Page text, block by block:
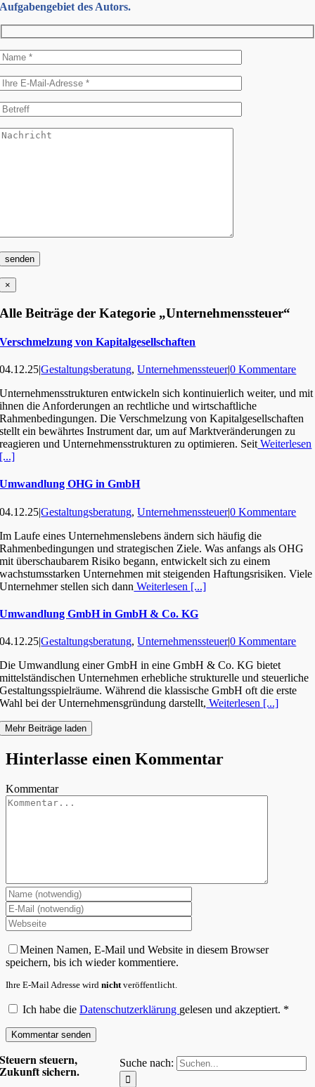
Aufgabengebiet des Autors.
×
Alle Beiträge der Kategorie „Unternehmenssteuer“
Verschmelzung von Kapitalgesellschaften
04.12.25|Gestaltungsberatung,Unternehmenssteuer|0 Kommentare
Unternehmensstrukturen entwickeln sich kontinuierlich weiter, und mit
ihnen die Anforderungen an rechtliche und wirtschaftliche
Rahmenbedingungen. Die Verschmelzung von Kapitalgesellschaften
stellt ein bewährtes Instrument dar, um auf Marktveränderungen zu
reagieren und Unternehmensstrukturen zu optimieren. Seit Weiterlesen
[...]
Umwandlung OHG in GmbH
04.12.25|Gestaltungsberatung,Unternehmenssteuer|0 Kommentare
Im Laufe eines Unternehmenslebens ändern sich häufig die
Rahmenbedingungen und strategischen Ziele. Was anfangs als OHG
mit überschaubarem Risiko begann, entwickelt sich zu einem
wachstumsstarken Unternehmen mit steigenden Haftungsrisiken. Viele
Unternehmer stellen sich dann Weiterlesen [...]
Umwandlung GmbH in GmbH & Co. KG
04.12.25|Gestaltungsberatung,Unternehmenssteuer|0 Kommentare
Die Umwandlung einer GmbH in eine GmbH & Co. KG bietet
mittelständischen Unternehmen erhebliche strukturelle und steuerliche
Gestaltungsspielräume. Während die klassische GmbH oft die erste
Wahl bei der Unternehmensgründung darstellt, Weiterlesen [...]
Mehr Beiträge laden
Hinterlasse einen Kommentar
Kommentar
Meinen Namen, E-Mail und Website in diesem Browser
speichern, bis ich wieder kommentiere.
Ihre E-Mail Adresse wird nichtveröffentlicht.
Ich habe die Datenschutzerklärung gelesen und akzeptiert. *
Suche nach:
Steuern steuern,
Zukunft sichern.